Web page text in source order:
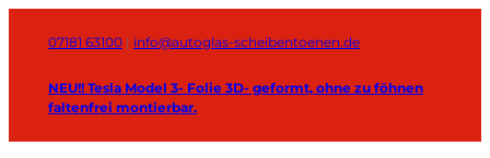
Inhalt07181 63100| info@autoglas-scheibentoenen.de
NEU!! Tesla Model 3- Folie 3D- geformt, ohne zu föhnen
faltenfrei montierbar.